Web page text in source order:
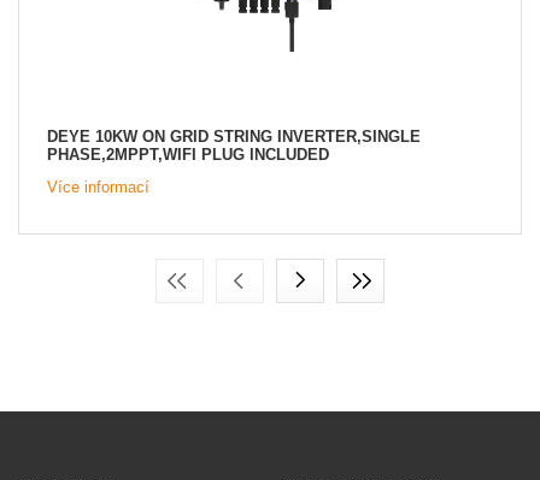
DEYE 10KW ON GRID STRING INVERTER,SINGLE
PHASE,2MPPT,WIFI PLUG INCLUDED
Více informací